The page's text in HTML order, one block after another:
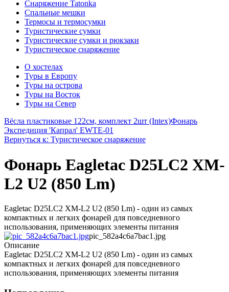
Снаряжение Tatonka
Спальные мешки
Термосы и термосумки
Туристические сумки
Туристические сумки и рюкзаки
Туристическое снаряжение
О хостелах
Туры в Европу
Туры на острова
Туры на Восток
Туры на Север
Вёсла пластиковые 122см, комплект 2шт (Intex)Фонарь
Экспедиция 'Капрал' EWTE-01
Вернуться к: Туристическое снаряжение
Фонарь Eagletac D25LC2 XM-
L2 U2 (850 Lm)
Eagletac D25LC2 XM-L2 U2 (850 Lm) - один из самых
компактных и легких фонарей для повседневного
использования, применяющих элементы питания
pic_582a4c6a7bac1.jpg
Описание
Eagletac D25LC2 XM-L2 U2 (850 Lm) - один из самых
компактных и легких фонарей для повседневного
использования, применяющих элементы питания